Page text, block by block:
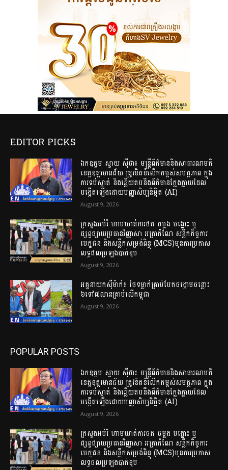
EDITOR PICKS
ឯកឧត្តម ស្វាយ ស៊ីថា៖ មន្ត្រីព័ត៌មាននិងសាធារណមតិ
ខេត្តឧត្តរមានជ័យ ត្រូវខិតខំលើកកម្ពស់សមត្ថភាព ក្នុង
ការទប់ស្កាត់ និងឆ្លើយតបនឹងព័ត៌មានក្លែងក្លាយដែល
បង្កើតឡើងដោយបញ្ញាសិប្បនិម្មិត (AI)
August 9, 2026
ក្រសួងអប់រំ ហាមឃាត់ការថត ចម្លង បង្ហោះ ឬ
ផ្សព្វផ្សាយប្រធានវិញ្ញាសា អត្រាកំណែ សន្លឹកកិច្ចការ
បេក្ខជន និងសន្លឹកសម្រង់ពិន្ទុ (MCS)មុនការប្រកាស
លទ្ធផលប្រឡងបាក់ឌុប
August 9, 2026
អគ្គនាយក​ស៊ីម៉ាក់៖ ថៃ​ទម្លាក់​គ្រាប់បែក​ចង្កោមចន្លោះ​
៦ទៅ​៧លានគ្រាប់​លើ​កម្ពុជា
August 9, 2026
POPULAR POSTS
ឯកឧត្តម ស្វាយ ស៊ីថា៖ មន្ត្រីព័ត៌មាននិងសាធារណមតិ
ខេត្តឧត្តរមានជ័យ ត្រូវខិតខំលើកកម្ពស់សមត្ថភាព ក្នុង
ការទប់ស្កាត់ និងឆ្លើយតបនឹងព័ត៌មានក្លែងក្លាយដែល
បង្កើតឡើងដោយបញ្ញាសិប្បនិម្មិត (AI)
August 9, 2026
ក្រសួងអប់រំ ហាមឃាត់ការថត ចម្លង បង្ហោះ ឬ
ផ្សព្វផ្សាយប្រធានវិញ្ញាសា អត្រាកំណែ សន្លឹកកិច្ចការ
បេក្ខជន និងសន្លឹកសម្រង់ពិន្ទុ (MCS)មុនការប្រកាស
លទ្ធផលប្រឡងបាក់ឌុប